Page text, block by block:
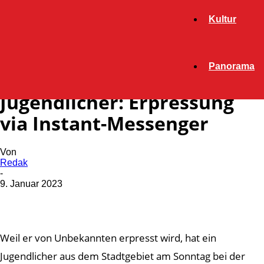
Kultur
Panorama
Jugendlicher: Erpressung via Instant-
Jugendlicher: Erpressung
via Instant-Messenger
Von
Redak
-
9. Januar 2023
Weil er von Unbekannten erpresst wird, hat ein
Jugendlicher aus dem Stadtgebiet am Sonntag bei der